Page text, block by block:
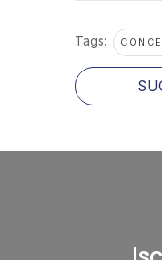
Tags: